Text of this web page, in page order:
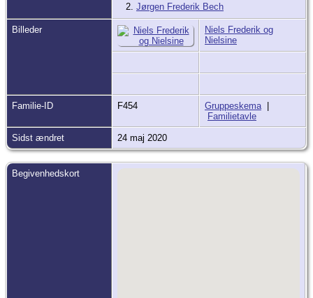
2. Jørgen Frederik Bech
Billeder
Niels Frederik og
Nielsine
Familie-ID F454 Gruppeskema|
Familietavle
Sidst ændret 24 maj 2020
Begivenhedskort